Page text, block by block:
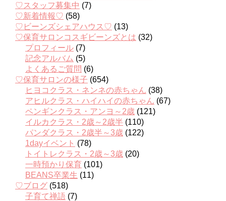
♡スタッフ募集中 (7)
♡新着情報♡ (58)
♡ビーンズシェアハウス♡ (13)
♡保育サロンコスギビーンズとは (32)
プロフィール (7)
記念アルバム (5)
よくあるご質問 (6)
♡保育サロンの様子 (654)
ヒヨコクラス・ネンネの赤ちゃん (38)
アヒルクラス・ハイハイの赤ちゃん (67)
ペンギンクラス・アンヨ～2歳 (121)
イルカクラス・2歳～2歳半 (110)
パンダクラス・2歳半～3歳 (122)
1dayイベント (78)
トイトレクラス・2歳～3歳 (20)
一時預かり保育 (101)
BEANS卒業生 (11)
♡ブログ (518)
子育て禅語 (7)